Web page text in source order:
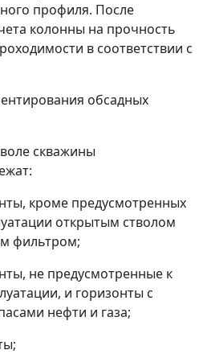
профиля. После
колонны на прочность
в соответствии с
обсадных
скважины
кроме предусмотренных
открытым стволом
фильтром;
не предусмотренные к
и горизонты с
нефти и газа;